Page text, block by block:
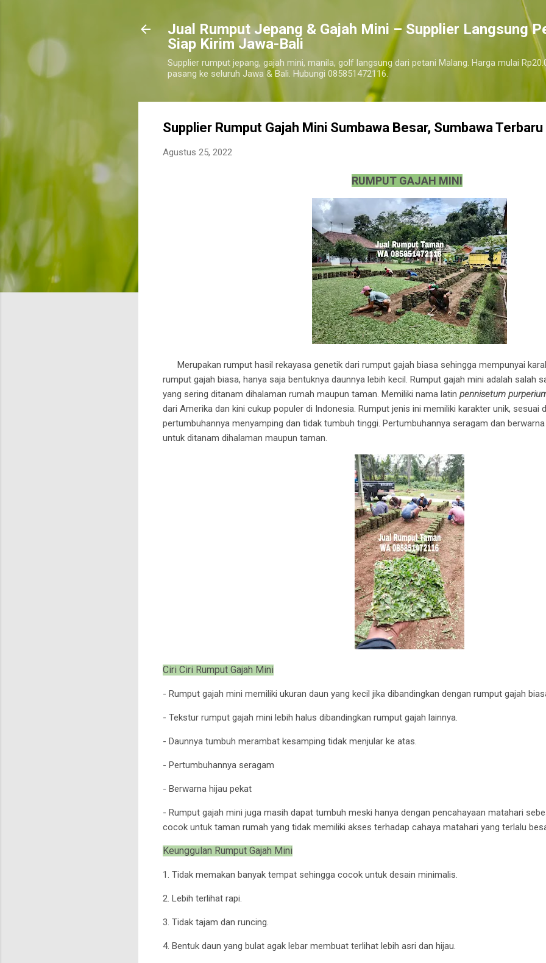
Langsung ke konten utama
​Jual Rumput Jepang & Gajah Mini – Supplier Langsung
Siap Kirim Jawa-Bali
Supplier rumput jepang, gajah mini, manila, golf langsung dari petani Malang. Harga mulai
pasang ke seluruh Jawa & Bali. Hubungi 085851472116.
Supplier Rumput Gajah Mini Sumbawa Besar, Sumbawa Terbaru
Agustus 25, 2022
RUMPUT GAJAH MINI
Merupakan rumput hasil rekayasa genetik dari rumput gajah biasa sehingga mempunyai
rumput gajah biasa, hanya saja bentuknya daunnya lebih kecil. Rumput gajah mini adalah salah
yang sering ditanam dihalaman rumah maupun taman. Memiliki nama latin pennisetum
dari Amerika dan kini cukup populer di Indonesia. Rumput jenis ini memiliki karakter unik, sesuai
pertumbuhannya menyamping dan tidak tumbuh tinggi. Pertumbuhannya seragam dan
untuk ditanam dihalaman maupun taman.
Ciri Ciri Rumput Gajah Mini
- Rumput gajah mini memiliki ukuran daun yang kecil jika dibandingkan dengan rumput gajah
- Tekstur rumput gajah mini lebih halus dibandingkan rumput gajah lainnya.
- Daunnya tumbuh merambat kesamping tidak menjular ke atas.
- Pertumbuhannya seragam
- Berwarna hijau pekat
- Rumput gajah mini juga masih dapat tumbuh meski hanya dengan pencahayaan matahari
cocok untuk taman rumah yang tidak memiliki akses terhadap cahaya matahari yang terlalu
Keunggulan Rumput Gajah Mini
1. Tidak memakan banyak tempat sehingga cocok untuk desain minimalis.
2. Lebih terlihat rapi.
3. Tidak tajam dan runcing.
4. Bentuk daun yang bulat agak lebar membuat terlihat lebih asri dan hijau.